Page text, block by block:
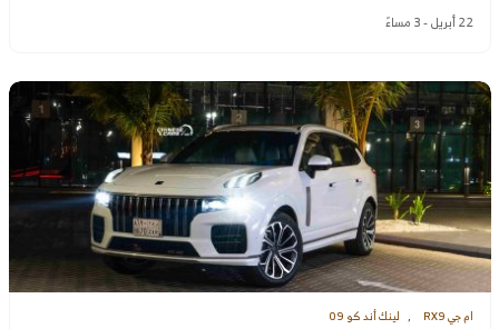
22 أبريل - 3 مساءً
ام جي RX9 لينك أند كو 09